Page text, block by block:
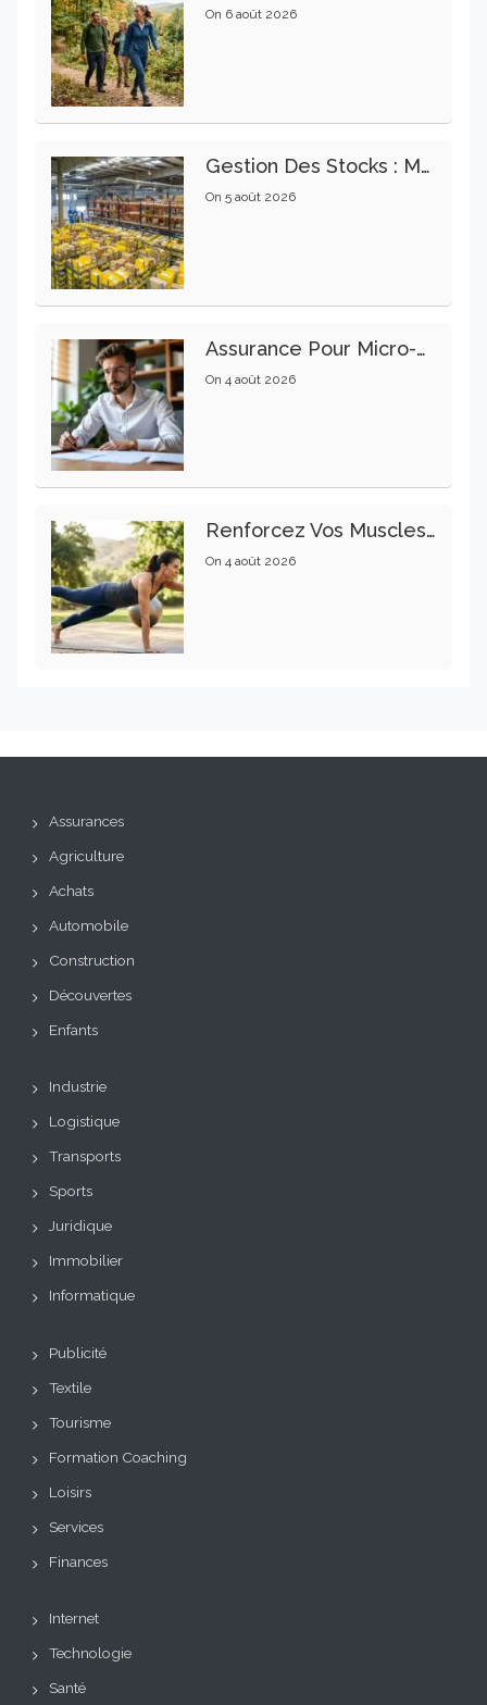
On 6 août 2026
Gestion Des Stocks : Meilleures Pratiques Intralogistiques
On 5 août 2026
Assurance Pour Micro-Entrepreneur : Les Garanties Essentielles À Connaître
On 4 août 2026
Renforcez Vos Muscles Profonds Pour Apaiser Votre Mal De Dos
On 4 août 2026
Assurances
Agriculture
Achats
Automobile
Construction
Découvertes
Enfants
Industrie
Logistique
Transports
Sports
Juridique
Immobilier
Informatique
Publicité
Textile
Tourisme
Formation Coaching
Loisirs
Services
Finances
Internet
Technologie
Santé